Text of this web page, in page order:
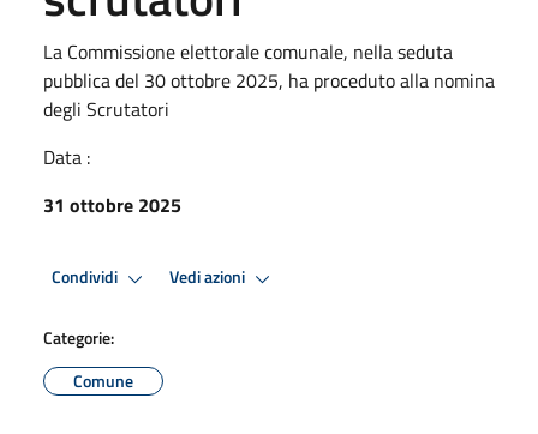
La Commissione elettorale comunale, nella seduta
pubblica del 30 ottobre 2025, ha proceduto alla nomina
degli Scrutatori
Data :
31 ottobre 2025
Condividi Vedi azioni
Categorie:
Comune